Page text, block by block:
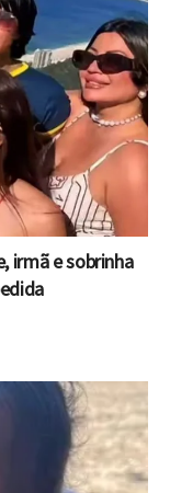
irmã e sobrinha